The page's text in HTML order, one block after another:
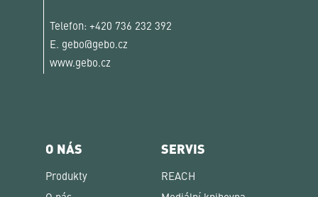
Telefon: +420 736 232 392
E. gebo@gebo.cz
www.gebo.cz
O NÁS
Produkty
SERVIS
REACH